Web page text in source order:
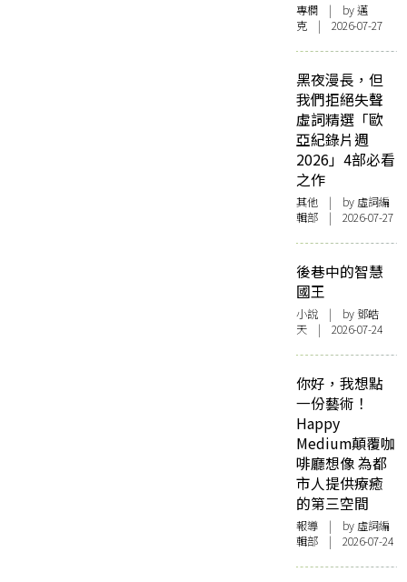
專欄 | by邁
克 | 2026-07-27
黑夜漫長，但
我們拒絕失聲
虛詞精選「歐
亞紀錄片週
2026」4部必看
之作
其他 | by 虛詞編
輯部 | 2026-07-27
後巷中的智慧
國王
小說 | by 鄧皓
天 | 2026-07-24
你好，我想點
一份藝術！
Happy
Medium顛覆咖
啡廳想像 為都
市人提供療癒
的第三空間
報導 | by 虛詞編
輯部 | 2026-07-24